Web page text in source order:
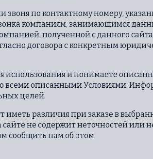
по контактному номеру,
компаниям, занимающимся
полученной с данного
договора с конкретным
использования и понимаете
всеми описанными Условиями.
целей.
иметь различия при заказе в
не содержит неточностей или
сообщить нам об этом.